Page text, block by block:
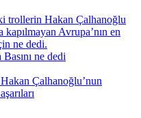
ne dedi